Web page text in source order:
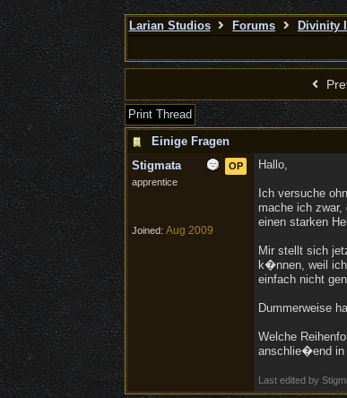
Larian Studios Forums Divinity
Print Thread
Einige Fragen
OP
Stigmata
apprentice
Joined: Aug 2009
Hallo,
Ich versuche
mache ich
einen starken
Mir stellt sich
k�nnen, weil
einfach nicht
Dummerweise
Welche
anschlie�end in
Last edited by